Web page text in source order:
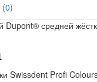
средней
Swissdent Profi